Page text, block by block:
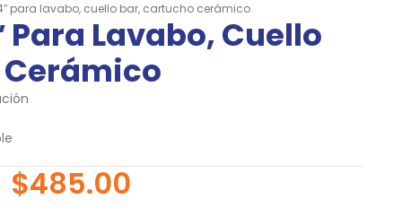
para lavabo, cuello bar, cartucho cerámico
Lavabo, Cuello
$485.00